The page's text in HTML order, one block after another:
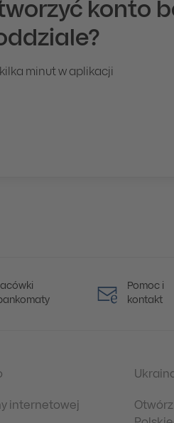
konto
minut w aplikacji
Pomoc i
kontakt
internetowej
Otwórz